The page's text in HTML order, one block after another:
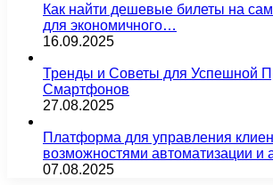
Как найти дешевые билеты на
для экономичного…
16.09.2025
Тренды и Советы для Успешной
Смартфонов
27.08.2025
Платформа для управления
возможностями автоматизации и
07.08.2025